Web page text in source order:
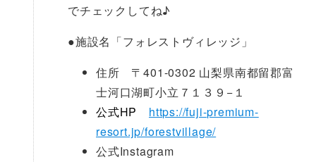
でチェックしてね♪
●施設名「フォレストヴィレッジ」
住所 〒401-0302 山梨県南都留郡富
士河口湖町小立７１３９−１
公式HP
https://fuji-premium-
resort.jp/forestvillage/
公式Instagram